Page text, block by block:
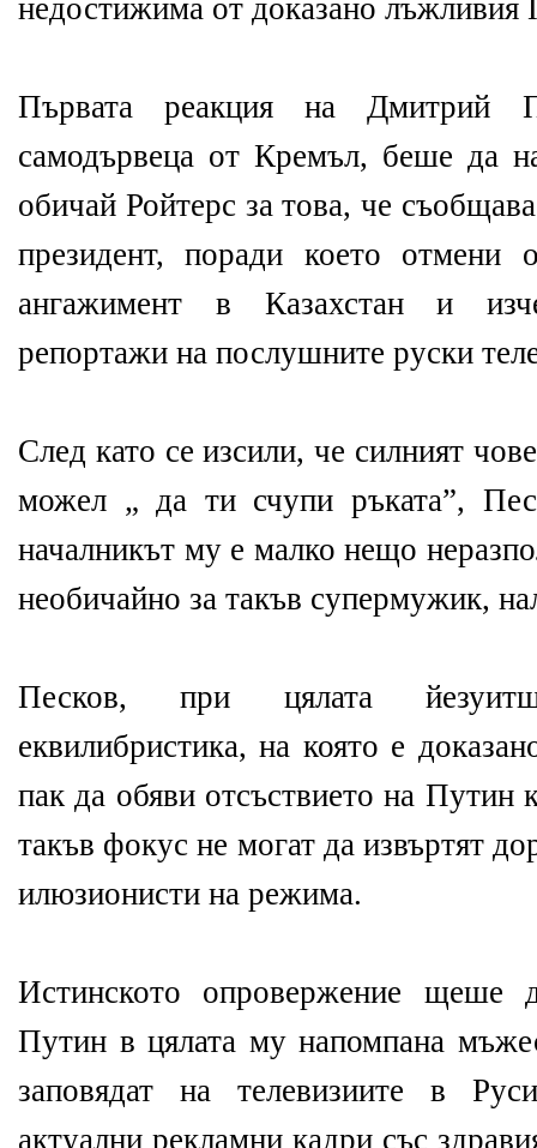
недостижима от доказано лъжливия
Първата реакция на Дмитрий
самодървеца от Кремъл, беше да
обичай Ройтерс за това, че
президент, поради което отмени
ангажимент в Казахстан и
репортажи на послушните руски
След като се изсили, че силният
можел „ да ти счупи ръката”,
началникът му е малко нещо
необичайно за такъв супермужик,
Песков, при цялата
еквилибристика, на която е
пак да обяви отсъствието на Путин
такъв фокус не могат да извъртят
илюзионисти на режима.
Истинското опровержение щеше
Путин в цялата му напомпана
заповядат на телевизиите в
актуални рекламни кадри със